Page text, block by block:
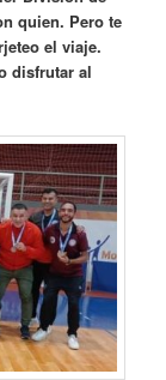
quien. Pero te
el viaje.
disfrutar al